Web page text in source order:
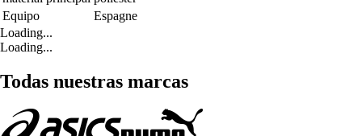
Equipo
Espagne
Loading...
Loading...
Todas nuestras marcas